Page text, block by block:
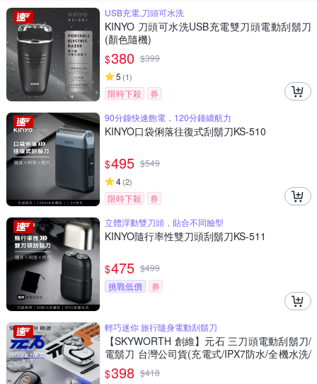
USB充電,刀頭可水洗
KINYO 刀頭可水洗USB充電雙刀頭電動刮鬍刀
(顏色隨機)
$380 $399
5 (1)
限時下殺
券
90分鐘快速飽電，120分鐘續航力
KINYO口袋俐落往復式刮鬍刀KS-510
$495 $549
4(2)
限時下殺
券
立體浮動雙刀頭，貼合不同臉型
KINYO隨行率性雙刀頭刮鬍刀KS-511
$475 $499
挑戰低價
券
輕巧迷你 旅行隨身電動刮鬍刀
【SKYWORTH 創維】元石 三刀頭電動刮鬍刀/
電鬍刀 台灣公司貨(充電式/IPX7防水/全機水洗/
磁吸刀頭)
$398 $418